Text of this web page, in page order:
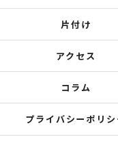
片付け
アクセス
コラム
プライバシーポリシ